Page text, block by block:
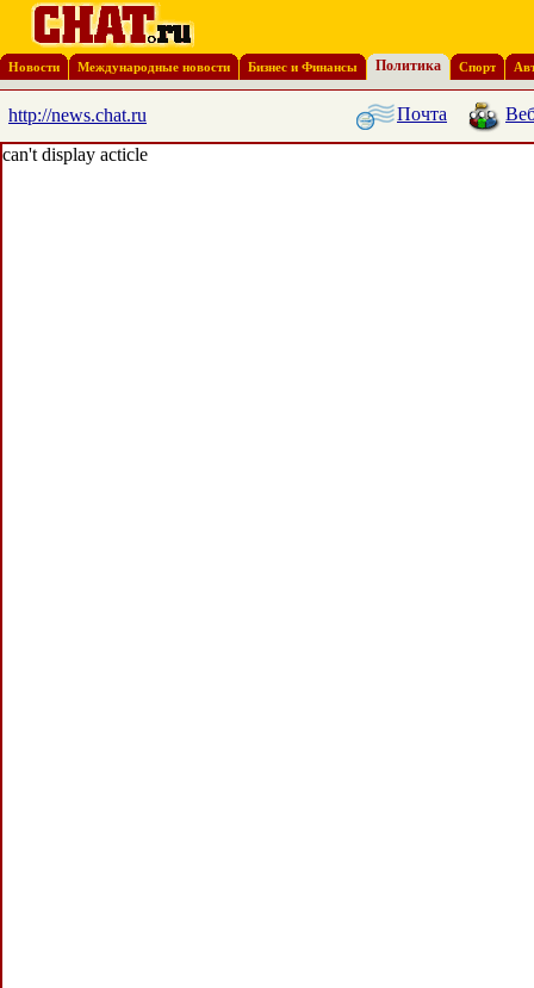
Новости Международные новости Бизнес и Финансы Политика Спорт
http://news.chat.ru Почта
can't display acticle